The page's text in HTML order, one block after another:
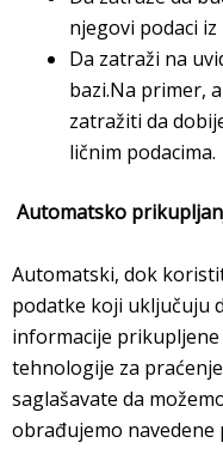
njegovi podaci iz
Da zatraži na
bazi.Na primer,
zatražiti da
ličnim podacima.
Automatsko
Automatski, dok
podatke koji uključuju
informacije
tehnologije za
saglašavate da
obrađujemo navedene